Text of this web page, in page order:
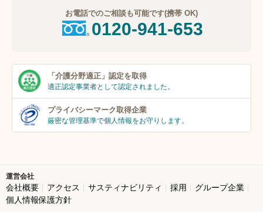
お電話でのご相談も可能です(携帯 OK)
0120-941-653
「介護分野適正」 認定を取得
適正認定事業者として認定されました。
プライバシーマーク取得企業
厳密な管理基準で個人情報をお守りします。
運営会社
会社概要 アクセス サスティナビリティ 採用
グループ企業
個人情報保護方針